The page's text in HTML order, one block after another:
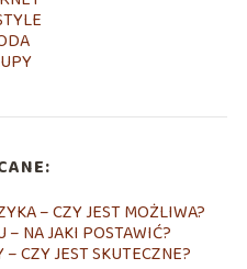
– CZY JEST MOŻLIWA?
– NA JAKI POSTAWIĆ?
CZY JEST SKUTECZNE?